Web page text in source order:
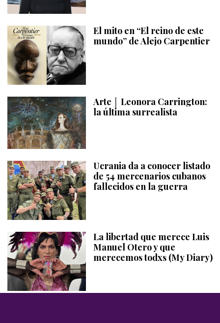
El mito en “El reino de este
mundo” de Alejo Carpentier
Arte │ Leonora Carrington:
la última surrealista
Ucrania da a conocer listado
de 54 mercenarios cubanos
fallecidos en la guerra
La libertad que merece Luis
Manuel Otero y que
merecemos todxs (My Diary)